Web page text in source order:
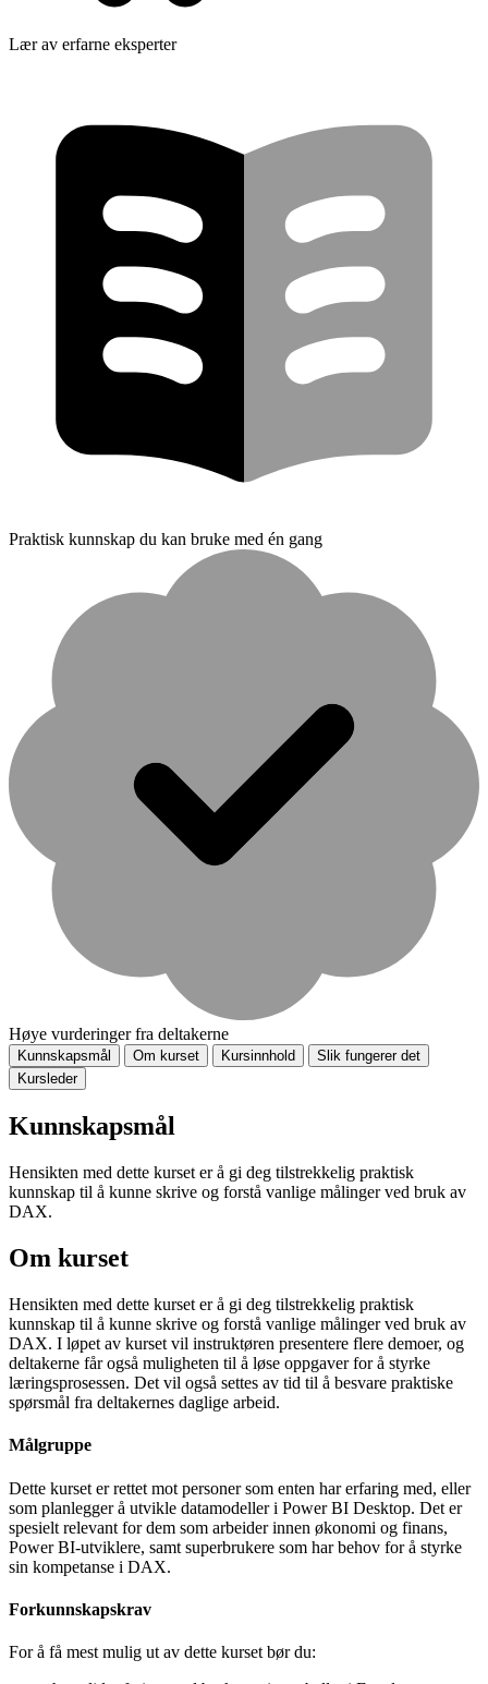
Lær av erfarne eksperter
Praktisk kunnskap du kan bruke med én gang
Høye vurderinger fra deltakerne
Kunnskapsmål Om kurset Kursinnhold
Slik fungerer det
Kursleder
Kunnskapsmål
Hensikten med dette kurset er å gi deg tilstrekkelig praktisk
kunnskap til å kunne skrive og forstå vanlige målinger ved bruk av
DAX.
Om kurset
Hensikten med dette kurset er å gi deg tilstrekkelig praktisk
kunnskap til å kunne skrive og forstå vanlige målinger ved bruk av
DAX. I løpet av kurset vil instruktøren presentere flere demoer, og
deltakerne får også muligheten til å løse oppgaver for å styrke
læringsprosessen. Det vil også settes av tid til å besvare praktiske
spørsmål fra deltakernes daglige arbeid.
Målgruppe
Dette kurset er rettet mot personer som enten har erfaring med, eller
som planlegger å utvikle datamodeller i Power BI Desktop. Det er
spesielt relevant for dem som arbeider innen økonomi og finans,
Power BI-utviklere, samt superbrukere som har behov for å styrke
sin kompetanse i DAX.
Forkunnskapskrav
For å få mest mulig ut av dette kurset bør du: